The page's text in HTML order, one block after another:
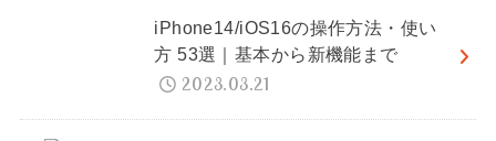
iPhone14/iOS16の操作方法・使い
方 53選｜基本から新機能まで
2023.03.21